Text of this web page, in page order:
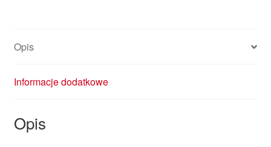
Opis
Informacje dodatkowe
Opis